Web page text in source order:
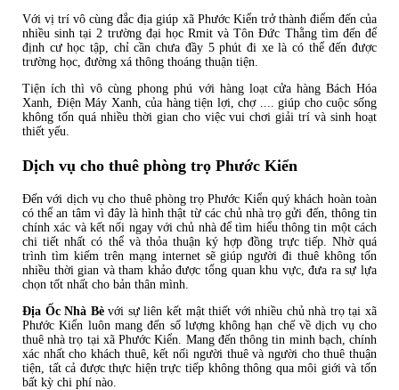
Với vị trí vô cùng đắc địa giúp xã Phước Kiển trở thành điểm đến của
nhiều sinh tại 2 trường đại học Rmit và Tôn Đức Thằng tìm đến để
định cư học tập, chỉ cần chưa đầy 5 phút đi xe là có thể đến được
trường học, đường xá thông thoáng thuận tiện.
Tiện ích thì vô cùng phong phú với hàng loạt cửa hàng Bách Hóa
Xanh, Điện Máy Xanh, của hàng tiện lợi, chợ .... giúp cho cuộc sống
không tốn quá nhiều thời gian cho việc vui chơi giải trí và sinh hoạt
thiết yếu.
Dịch vụ cho thuê phòng trọ Phước Kiển
Đến với dịch vụ cho thuê phòng trọ Phước Kiển quý khách hoàn toàn
có thể an tâm vì đây là hình thật từ các chủ nhà trọ gửi đến, thông tin
chính xác và kết nối ngay với chủ nhà để tìm hiểu thông tin một cách
chi tiết nhất có thể và thỏa thuận ký hợp đồng trực tiếp. Nhờ quá
trình tìm kiếm trên mạng internet sẽ giúp người đi thuê không tốn
nhiều thời gian và tham khảo được tổng quan khu vực, đưa ra sự lựa
chọn tốt nhất cho bản thân mình.
Địa Ốc Nhà Bèvới sự liên kết mật thiết với nhiều chủ nhà trọ tại xã
Phước Kiển luôn mang đến số lượng không hạn chế về dịch vụ cho
thuê nhà trọ tại xã Phước Kiển. Mang đến thông tin minh bạch, chính
xác nhất cho khách thuê, kết nối người thuê và người cho thuê thuận
tiện, tất cả được thực hiện trực tiếp không thông qua môi giới và tốn
bất kỳ chi phí nào.